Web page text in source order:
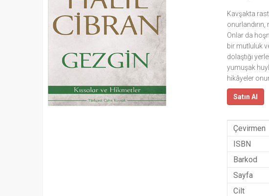
Kavşakta
Onlar da
bir mutluluk
dolaştığı
yumuşak
hikâyeler
Satın Al
Çevirmen
ISBN
Barkod
Sayfa
Cilt